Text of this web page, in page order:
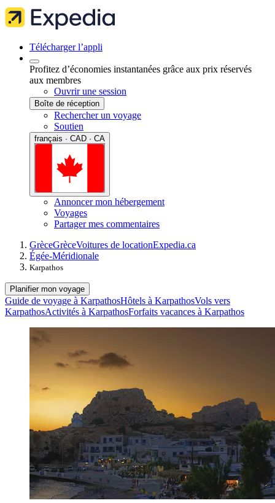
Télécharger l’appli
Profitez d’économies instantanées grâce aux prix réservés
aux membres
Ouvrir une session
Boîte de réception
Rechercher un voyage
Soutien
français · CAD · CA
Annoncer mon hébergement
Voyages
Partager mes commentaires
GrèceGrèceVoitures de locationExpedia.ca
Égée-Méridionale
Karpathos
Planifier mon voyage
Guide de voyage à KarpathosHôtels à KarpathosVols vers
KarpathosActivités à KarpathosForfaits vacances à Karpathos